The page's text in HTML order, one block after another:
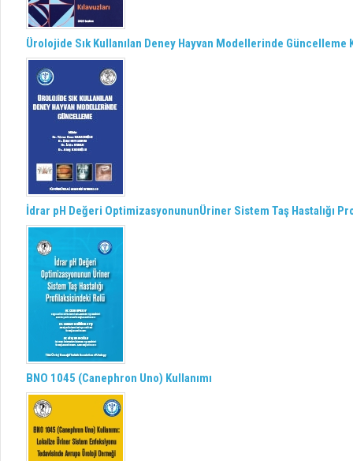
Ürolojide Sık Kullanılan Deney Hayvan Modellerinde Güncelleme
İdrar pH Değeri OptimizasyonununÜriner Sistem Taş Hastalığı
BNO 1045 (Canephron Uno) Kullanımı